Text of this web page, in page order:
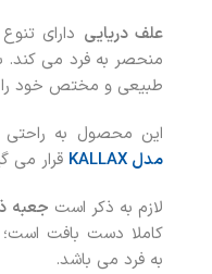
علف دریایی دارای
منحصر به فرد می کند.
طبیعی و مختص خود را
این محصول به راحتی
مدل KALLAX
قرار می
لازم به ذکر است جعبه
کاملا دست بافت است؛
به فرد می باشد.